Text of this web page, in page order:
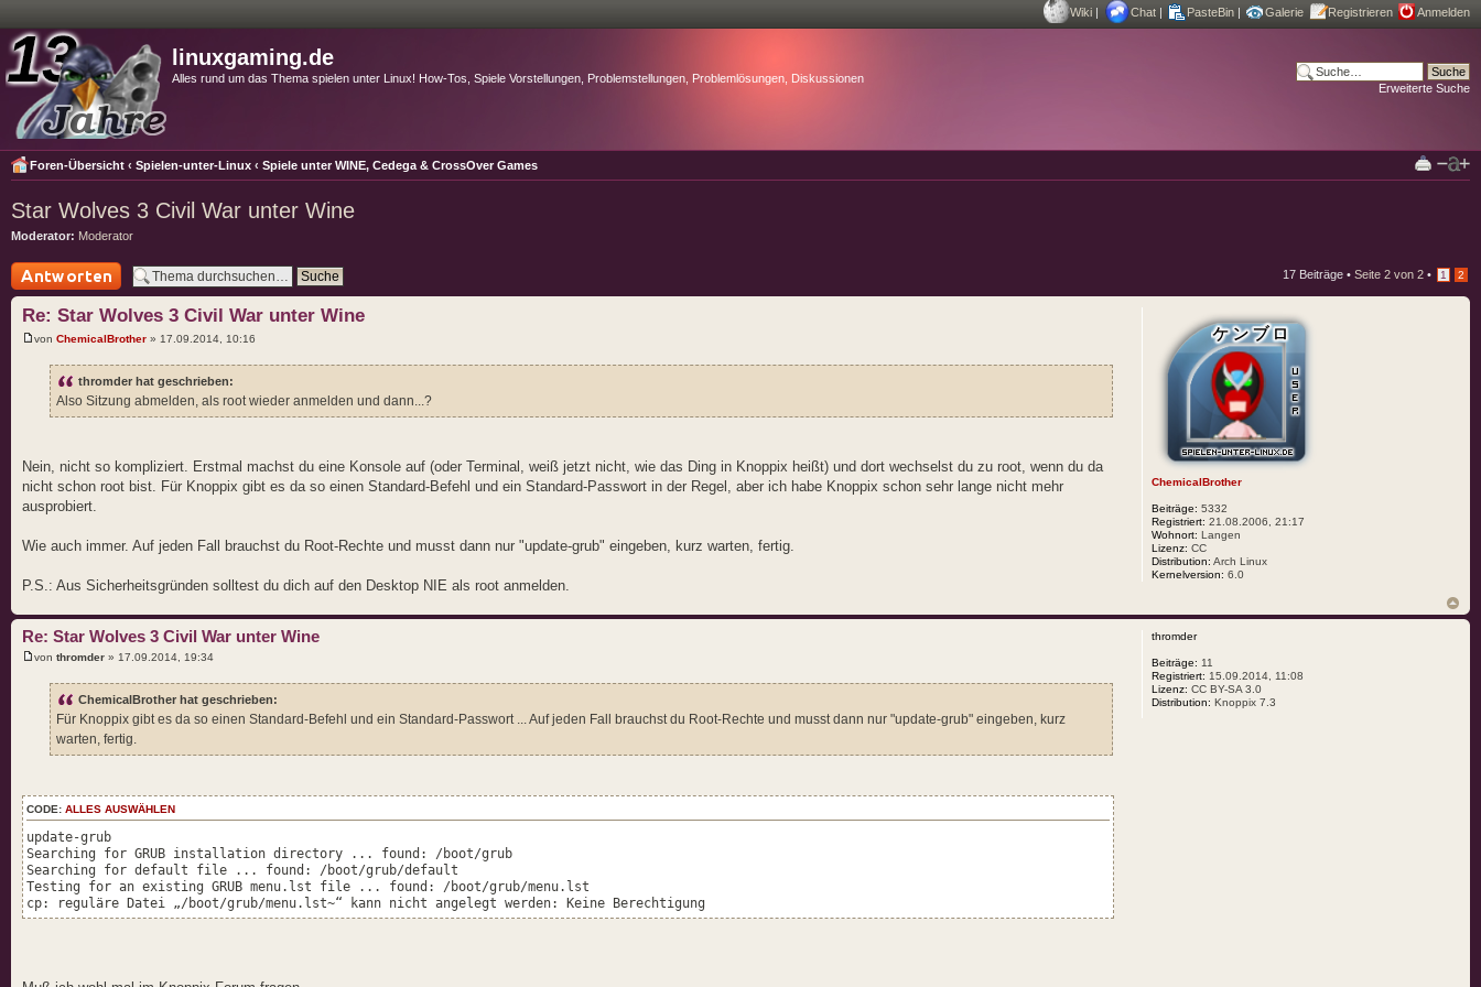
Wiki | Chat | PasteBin | Galerie Registrieren Anmelden
linuxgaming.de
Alles rund um das Thema spielen unter Linux! How-Tos, Spiele Vorstellungen, Problemstellungen, Problemlösungen, Diskussionen
Erweiterte Suche
Foren-Übersicht ‹ Spielen-unter-Linux ‹ Spiele unter WINE, Cedega & CrossOver Games
Star Wolves 3 Civil War unter Wine
Moderator: Moderator
Antwort schreiben
17 Beiträge • Seite 2 von 2 • 1 2
Re: Star Wolves 3 Civil War unter Wine
von ChemicalBrother » 17.09.2014, 10:16
thromder hat geschrieben:
Also Sitzung abmelden, als root wieder anmelden und dann...?
Nein, nicht so kompliziert. Erstmal machst du eine Konsole auf (oder Terminal, weiß jetzt nicht, wie das Ding in Knoppix heißt) und dort wechselst du zu root, wenn du da
nicht schon root bist. Für Knoppix gibt es da so einen Standard-Befehl und ein Standard-Passwort in der Regel, aber ich habe Knoppix schon sehr lange nicht mehr
ausprobiert.
Wie auch immer. Auf jeden Fall brauchst du Root-Rechte und musst dann nur "update-grub" eingeben, kurz warten, fertig.
P.S.: Aus Sicherheitsgründen solltest du dich auf den Desktop NIE als root anmelden.
ChemicalBrother
Beiträge: 5332
Registriert: 21.08.2006, 21:17
Wohnort: Langen
Lizenz: CC
Distribution: Arch Linux
Kernelversion: 6.0
Re: Star Wolves 3 Civil War unter Wine
von thromder » 17.09.2014, 19:34
ChemicalBrother hat geschrieben:
Für Knoppix gibt es da so einen Standard-Befehl und ein Standard-Passwort ... Auf jeden Fall brauchst du Root-Rechte und musst dann nur "update-grub" eingeben, kurz
warten, fertig.
CODE: ALLES AUSWÄHLEN
update-grub
Searching for GRUB installation directory ... found: /boot/grub
Searching for default file ... found: /boot/grub/default
Testing for an existing GRUB menu.lst file ... found: /boot/grub/menu.lst
cp: reguläre Datei „/boot/grub/menu.lst~“ kann nicht angelegt werden: Keine Berechtigung
thromder
Beiträge: 11
Registriert: 15.09.2014, 11:08
Lizenz: CC BY-SA 3.0
Distribution: Knoppix 7.3